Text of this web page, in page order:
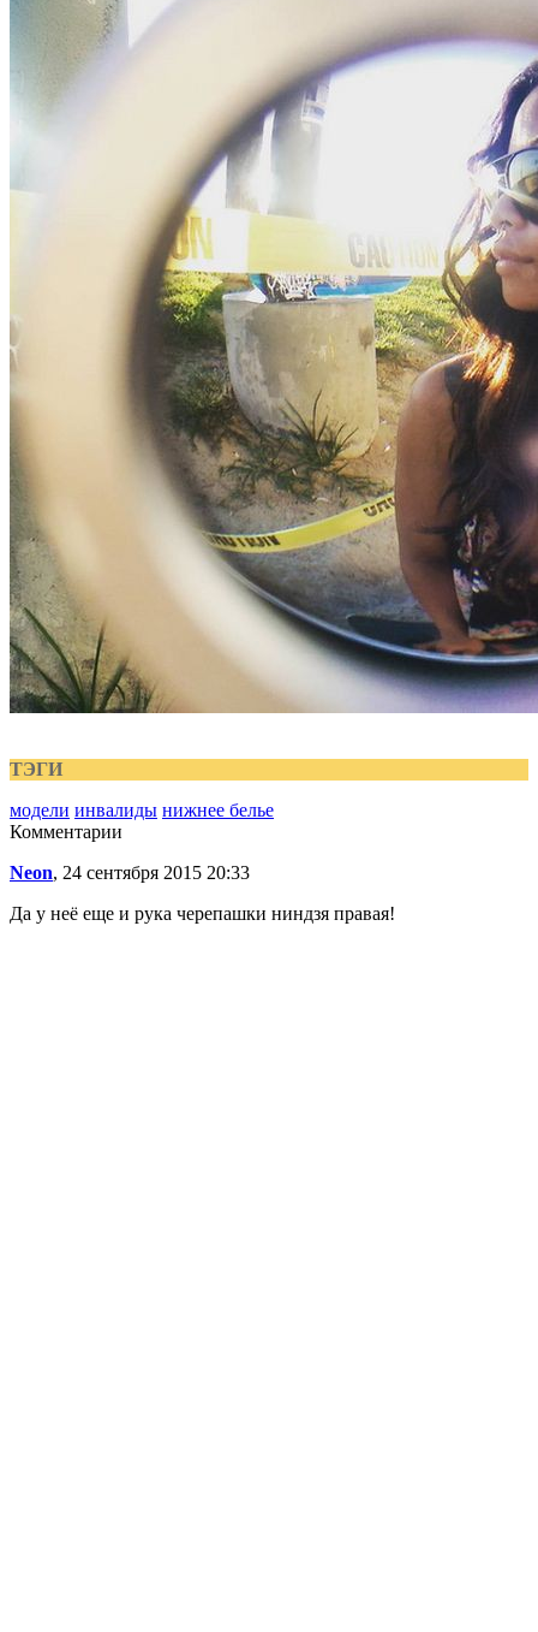
ТЭГИ
модели инвалиды нижнее белье
Комментарии
Neon, 24 сентября 2015 20:33
Да у неё еще и рука черепашки ниндзя правая!